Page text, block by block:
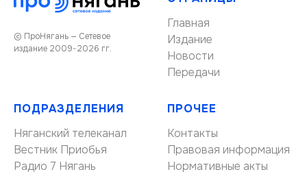
© ПроНягань — Сетевое
издание 2009-2026 гг.
Главная
Издание
Новости
Передачи
ПОДРАЗДЕЛЕНИЯ
Няганский телеканал
Вестник Приобья
Радио 7 Нягань
ПРОЧЕЕ
Контакты
Правовая информация
Нормативные акты